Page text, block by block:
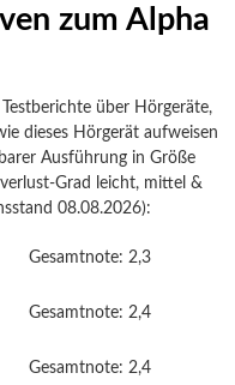
zum Alpha
über Hörgeräte,
dieses Hörgerät aufweisen
Ausführung in Größe
Grad leicht, mittel &
08.08.2026):
Gesamtnote: 2,3
Gesamtnote: 2,4
Gesamtnote: 2,4